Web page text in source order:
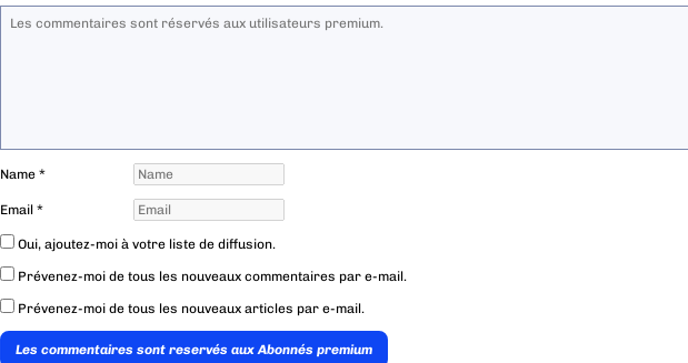
Name *
Email *
Oui, ajoutez-moi à votre liste de diffusion.
Prévenez-moi de tous les nouveaux commentaires par e-mail.
Prévenez-moi de tous les nouveaux articles par e-mail.
Les commentaires sont reservés aux Abonnés premium